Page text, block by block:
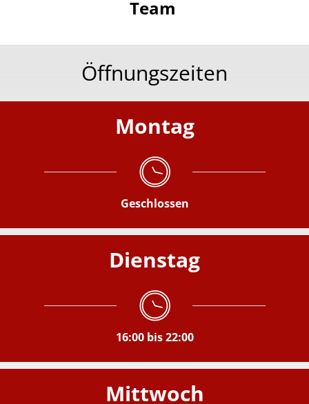
Team
Öffnungszeiten
Montag
Geschlossen
Dienstag
16:00 bis 22:00
Mittwoch